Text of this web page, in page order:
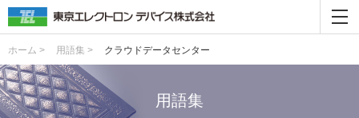
ホーム > 用語集 > クラウドデータセンター
用語集